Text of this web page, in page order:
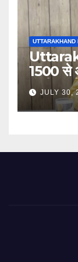
UTTARAKHAND
1500 से
मंत्री धन
JULY 30,